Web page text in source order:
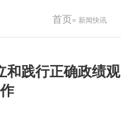
首页» 新闻快讯
和践行正确政绩观